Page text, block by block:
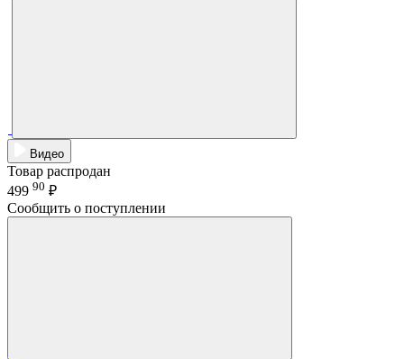
Видео
Товар распродан
499 90 ₽
Сообщить о поступлении